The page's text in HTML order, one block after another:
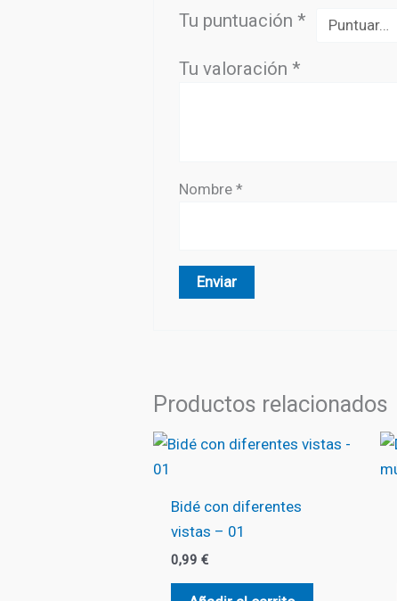
Tu puntuación*
Tu valoración*
Nombre*
Productos relacionados
Bidé con diferentes
vistas – 01
0,99€